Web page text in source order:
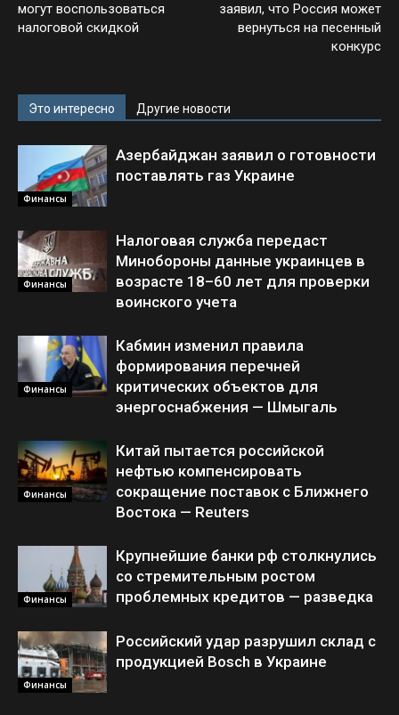
могут воспользоваться
налоговой скидкой
заявил, что Россия может
вернуться на песенный
конкурс
Это интересно Другие новости
Финансы
Азербайджан заявил о готовности
поставлять газ Украине
Финансы
Налоговая служба передаст
Минобороны данные украинцев в
возрасте 18–60 лет для проверки
воинского учета
Финансы
Кабмин изменил правила
формирования перечней
критических объектов для
энергоснабжения — Шмыгаль
Финансы
Китай пытается российской
нефтью компенсировать
сокращение поставок с Ближнего
Востока — Reuters
Финансы
Крупнейшие банки рф столкнулись
со стремительным ростом
проблемных кредитов — разведка
Финансы
Российский удар разрушил склад с
продукцией Bosch в Украине